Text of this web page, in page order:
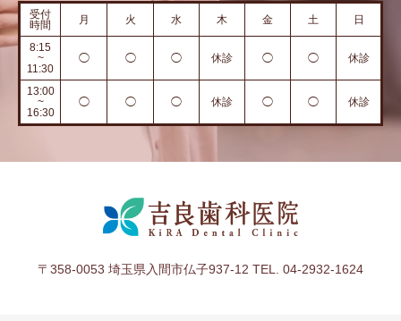
受付
時間
月 火 水 木 金 土 日
8:15
~
11:30
◯ ◯ ◯ 休診 ◯ ◯ 休診
13:00
~
16:30
◯ ◯ ◯ 休診 ◯ ◯ 休診
〒358-0053 埼玉県入間市仏子937-12 TEL. 04-2932-1624